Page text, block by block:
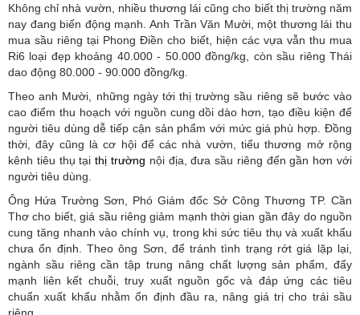
Không chỉ nhà vườn, nhiều thương lái cũng cho biết thị trường năm
nay đang biến động mạnh. Anh Trần Văn Mười, một thương lái thu
mua sầu riêng tại Phong Điền cho biết, hiện các vựa vẫn thu mua
Ri6 loại đẹp khoảng 40.000 - 50.000 đồng/kg, còn sầu riêng Thái
dao động 80.000 - 90.000 đồng/kg.
Theo anh Mười, những ngày tới thị trường sầu riêng sẽ bước vào
cao điểm thu hoạch với nguồn cung dồi dào hơn, tạo điều kiện để
người tiêu dùng dễ tiếp cận sản phẩm với mức giá phù hợp. Đồng
thời, đây cũng là cơ hội để các nhà vườn, tiểu thương mở rộng
kênh tiêu thụ tạithị trường nội địa, đưa sầu riêng đến gần hơn với
người tiêu dùng.
Ông Hứa Trường Sơn, Phó Giám đốc Sở Công Thương TP. Cần
Thơ cho biết, giá sầu riêng giảm mạnh thời gian gần đây do nguồn
cung tăng nhanh vào chính vụ, trong khi sức tiêu thụ và xuất khẩu
chưa ổn định. Theo ông Sơn, để tránh tình trạng rớt giá lặp lại,
ngành sầu riêng cần tập trung nâng chất lượng sản phẩm, đẩy
mạnh liên kết chuỗi, truy xuất nguồn gốc và đáp ứng các tiêu
chuẩn xuất khẩu nhằm ổn định đầu ra, nâng giá trị cho trái sầu
riêng.